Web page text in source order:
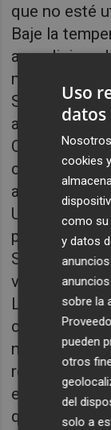
que no esté
Baje la
minimizar el
Se aplazará
agrícolas.
Cuide la
capturan los
aire.
Utilice al
para evitar
Se
viviendas.
Las
niños,
respiratorios,
esfuerzo
que remita el
Uso
datos
cookies
como su
y datos
sobre la
pueden
otros
del
solo a